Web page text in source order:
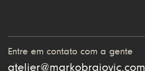
Entre em contato com a gente
atelier@markobrajovic.com